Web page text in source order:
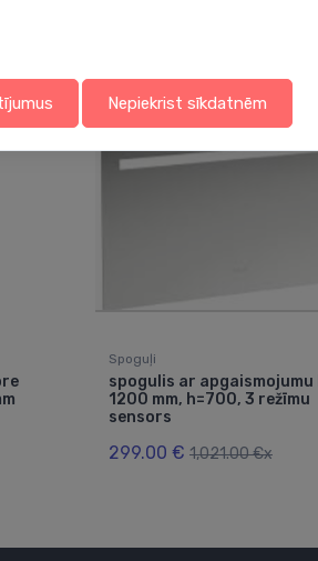
Spoguļi
spogulis ar apgaismojumu
1200 mm, h=700, 3 režīmu
sensors
299.00 € 1,021.00 €x
Nepiekrist sīkdatnēm